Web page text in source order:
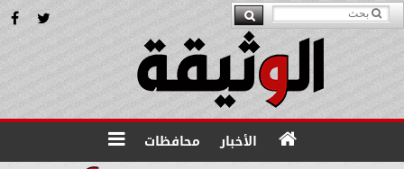
الأخبار محافظات